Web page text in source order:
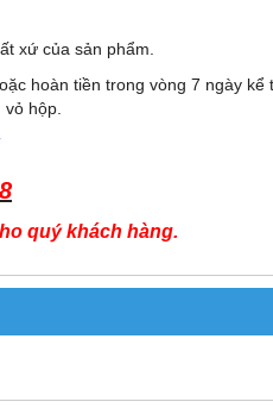
xứ của sản phẩm.
hoàn tiền trong vòng 7 ngày kể
hộp.
quý khách hàng.